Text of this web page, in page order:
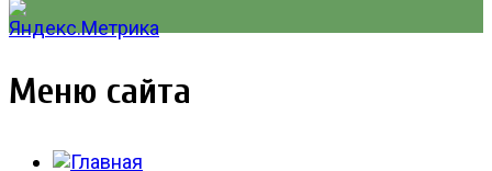
Меню сайта